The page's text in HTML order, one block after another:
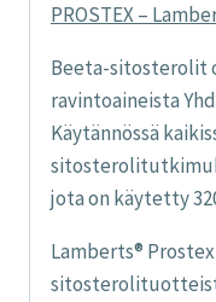
PROSTEX –
Beeta-sitosterolit
ravintoaineista
Käytännössä
jota on käytetty
Lamberts®